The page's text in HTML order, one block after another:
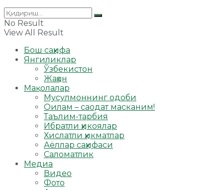
No Result
View All Result
Бош саҳифа
Янгиликлар
Ўзбекистон
Жаҳон
Мақолалар
Мусулмоннинг одоби
Оилам – саодат масканим!
Таълим-тарбия
Ибратли ҳикоялар
Хислатли ҳикматлар
Аёллар саҳифаси
Саломатлик
Медиа
Видео
Фото